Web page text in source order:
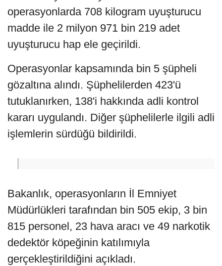
operasyonlarda 708 kilogram uyuşturucu
madde ile 2 milyon 971 bin 219 adet
uyuşturucu hap ele geçirildi.
Operasyonlar kapsamında bin 5 şüpheli
gözaltına alındı. Şüphelilerden 423'ü
tutuklanırken, 138'i hakkında adli kontrol
kararı uygulandı. Diğer şüphelilerle ilgili adli
işlemlerin sürdüğü bildirildi.
Bakanlık, operasyonların İl Emniyet
Müdürlükleri tarafından bin 505 ekip, 3 bin
815 personel, 23 hava aracı ve 49 narkotik
dedektör köpeğinin katılımıyla
gerçekleştirildiğini açıkladı.